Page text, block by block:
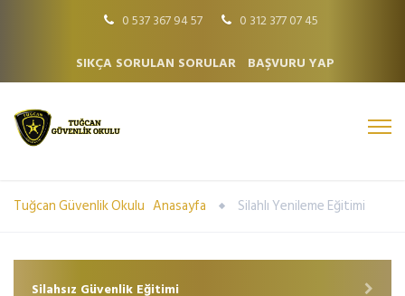
0 537 367 94 57 0 312 377 07 45
SIKÇA SORULAN SORULAR BAŞVURU YAP
Tuğcan Güvenlik Okulu Anasayfa Silahlı Yenileme Eğitimi
Silahsız Güvenlik Eğitimi